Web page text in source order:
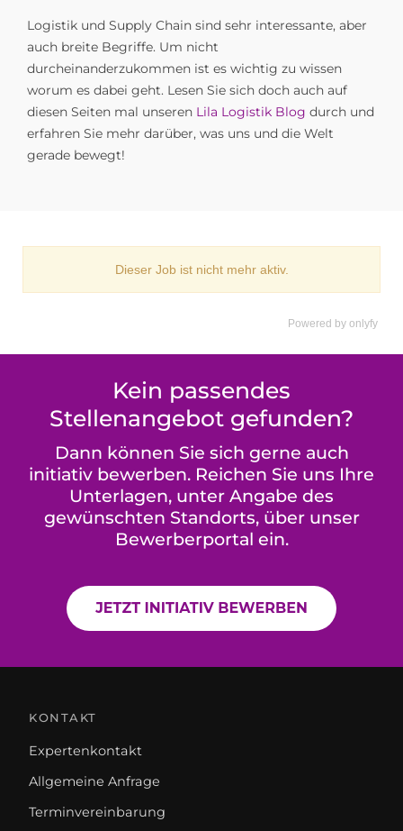
Logistik und Supply Chain sind sehr interessante, aber
auch breite Begriffe. Um nicht
durcheinanderzukommen ist es wichtig zu wissen
worum es dabei geht. Lesen Sie sich doch auch auf
diesen Seiten mal unseren Lila Logistik Blog durch und
erfahren Sie mehr darüber, was uns und die Welt
gerade bewegt!
Powered by onlyfy
Kein passendes
Stellenangebot gefunden?
Dann können Sie sich gerne auch
initiativ bewerben. Reichen Sie uns Ihre
Unterlagen, unter Angabe des
gewünschten Standorts, über unser
Bewerberportal ein.
KONTAKT
Expertenkontakt
Allgemeine Anfrage
Terminvereinbarung